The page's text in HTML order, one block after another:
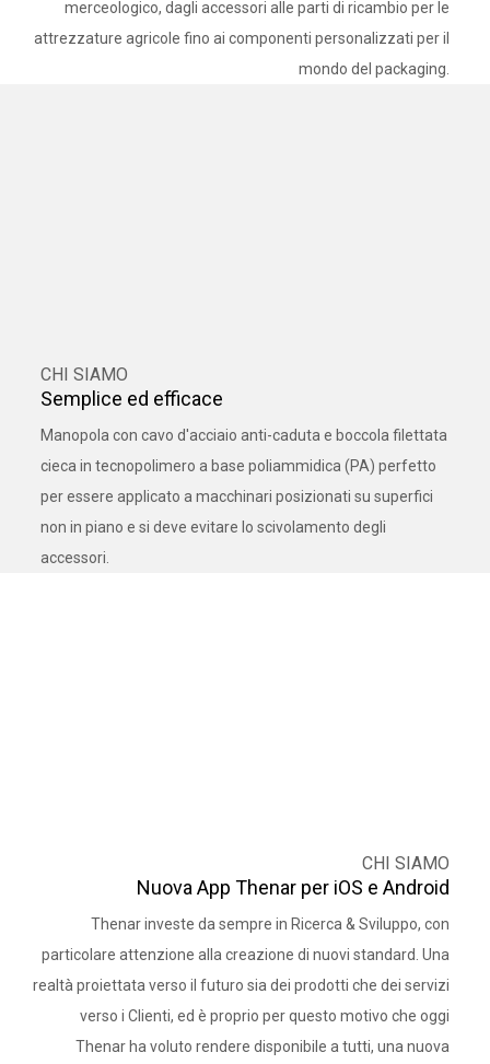
merceologico, dagli accessori alle parti di ricambio per le
attrezzature agricole fino ai componenti personalizzati per il
mondo del packaging.
CHI SIAMO
Semplice ed efficace
Manopola con cavo d'acciaio anti-caduta e boccola filettata
cieca in tecnopolimero a base poliammidica (PA) perfetto
per essere applicato a macchinari posizionati su superfici
non in piano e si deve evitare lo scivolamento degli
accessori.
CHI SIAMO
Nuova App Thenar per iOS e Android
Thenar investe da sempre in Ricerca & Sviluppo, con
particolare attenzione alla creazione di nuovi standard. Una
realtà proiettata verso il futuro sia dei prodotti che dei servizi
verso i Clienti, ed è proprio per questo motivo che oggi
Thenar ha voluto rendere disponibile a tutti, una nuova